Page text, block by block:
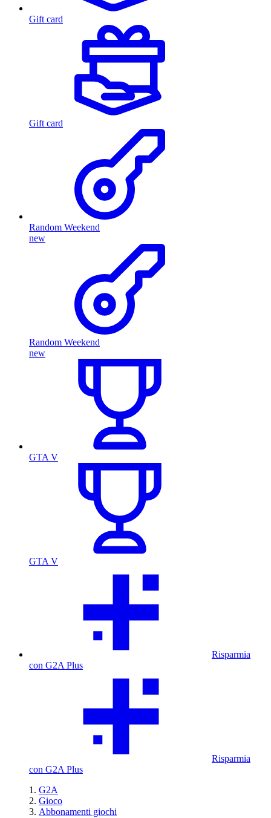
Gift card
Gift card
Random Weekend
new
Random Weekend
new
GTA V
GTA V
Risparmia
con G2A Plus
Risparmia
con G2A Plus
G2A
Gioco
Abbonamenti giochi